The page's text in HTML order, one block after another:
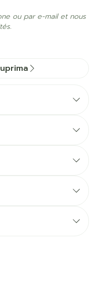
ou par e-mail et nous